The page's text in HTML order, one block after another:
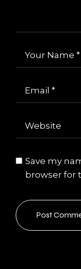
Save my
browser for
Post